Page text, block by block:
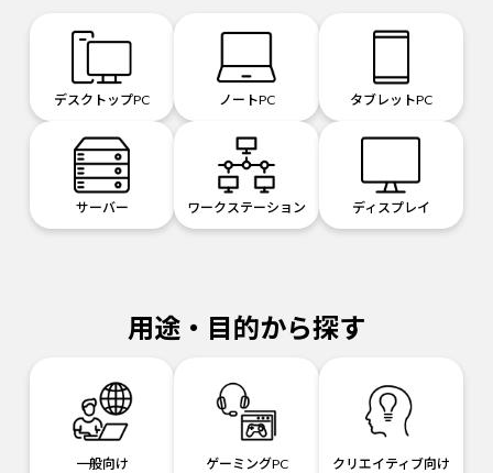
デスクトップPC ノートPC タブレットPC
サーバー ワークステーション ディスプレイ
用途・目的から探す
一般向け
ゲーミングPC
クリエイティブ向け